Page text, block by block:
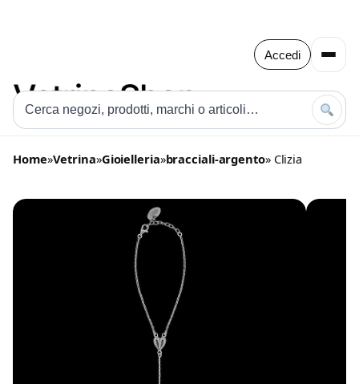
Accedi
Home»Vetrina»Gioielleria»bracciali-argento» Clizia